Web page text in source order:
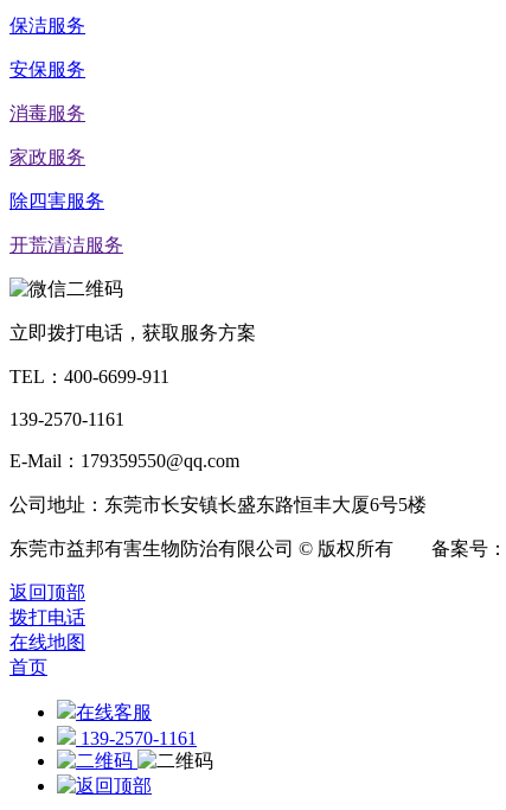
保洁服务
安保服务
消毒服务
家政服务
除四害服务
开荒清洁服务
立即拨打电话，获取服务方案
TEL： 400-6699-911
139-2570-1161
E-Mail：179359550@qq.com
公司地址：东莞市长安镇长盛东路恒丰大厦6号5楼
东莞市益邦有害生物防治有限公司 © 版权所有 备案号：
返回顶部
拨打电话
在线地图
首页
在线客服
139-2570-1161